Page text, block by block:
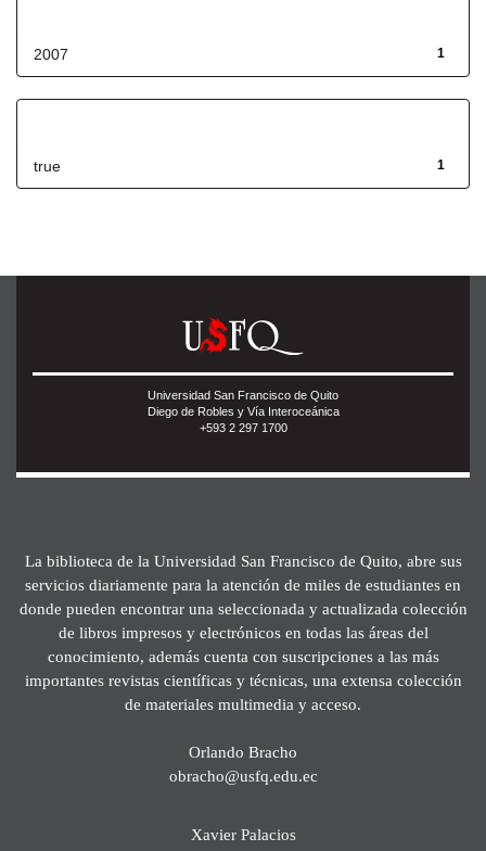
1
2007
1
true
Universidad San Francisco de Quito
Diego de Robles y Vía Interoceánica
+593 2 297 1700
La biblioteca de la Universidad San Francisco de Quito, abre sus
servicios diariamente para la atención de miles de estudiantes en
donde pueden encontrar una seleccionada y actualizada colección
de libros impresos y electrónicos en todas las áreas del
conocimiento, además cuenta con suscripciones a las más
importantes revistas científicas y técnicas, una extensa colección
de materiales multimedia y acceso.
Orlando Bracho
obracho@usfq.edu.ec
Xavier Palacios